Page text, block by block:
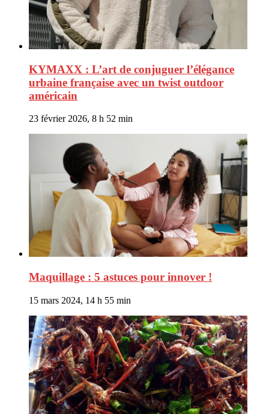
KYMAXX : L’art de conjuguer l’élégance
urbaine française avec un twist outdoor
américain
23 février 2026, 8 h 52 min
Maquillage : 5 astuces pour innover !
15 mars 2024, 14 h 55 min